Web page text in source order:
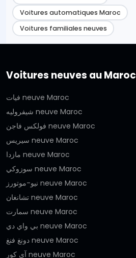
Voitures automatiques Maroc
Voitures familiales neuves
Voitures neuves au Maroc
فيات neuve Maroc
شيفروليه neuve Maroc
فولكس فاجن neuve Maroc
سيريس neuve Maroc
مازدا neuve Maroc
سوزوكي neuve Maroc
نيو-موتورز neuve Maroc
تشانغان neuve Maroc
سمارت neuve Maroc
بي واي دي neuve Maroc
دونغ فنغ neuve Maroc
آي كور neuve Maroc